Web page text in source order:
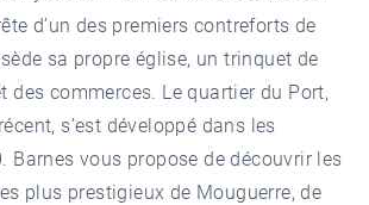
d’un des premiers contreforts de
sa propre église, un trinquet de
des commerces. Le quartier du Port,
s’est développé dans les
Barnes vous propose de découvrir les
plus prestigieux de Mouguerre, de